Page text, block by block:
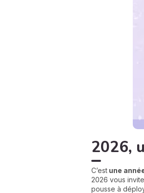
2026,
C’est une
2026 vous
pousse à